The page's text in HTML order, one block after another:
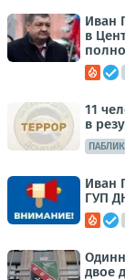
Иван
в
11
в
Иван
ГУП
двое